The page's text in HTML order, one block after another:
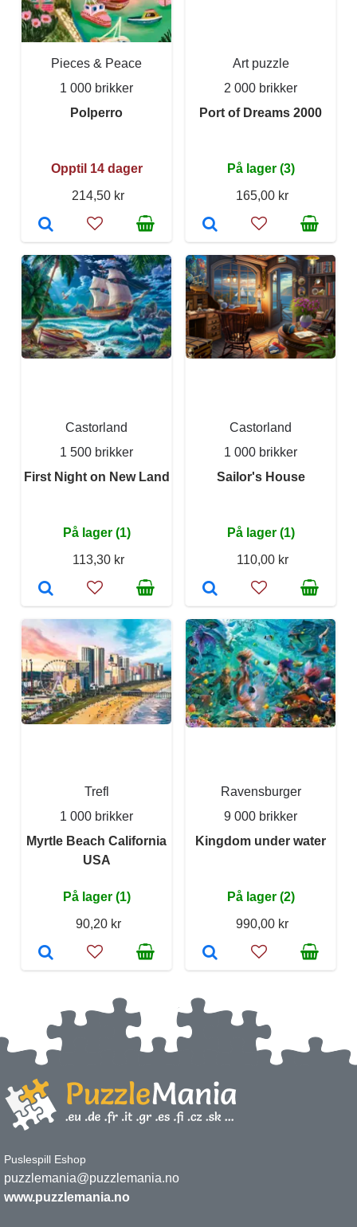
Pieces & Peace
1 000 brikker
Polperro
Opptil 14 dager
214,50 kr
Art puzzle
2 000 brikker
Port of Dreams 2000
På lager (3)
165,00 kr
Castorland
1 500 brikker
First Night on New Land
På lager (1)
113,30 kr
Castorland
1 000 brikker
Sailor's House
På lager (1)
110,00 kr
Trefl
1 000 brikker
Myrtle Beach California
USA
På lager (1)
90,20 kr
Ravensburger
9 000 brikker
Kingdom under water
På lager (2)
990,00 kr
Puslespill Eshop
puzzlemania@puzzlemania.no
www.puzzlemania.no